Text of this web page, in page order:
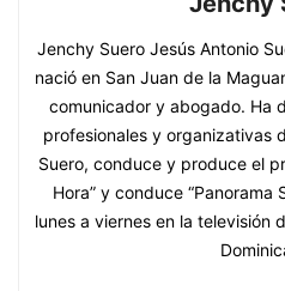
Jenchy Suero Jesús Antonio
nació en San Juan de la
comunicador y abogado. Ha
profesionales y organizativas
Suero, conduce y produce el
Hora” y conduce
lunes a viernes en la televisión